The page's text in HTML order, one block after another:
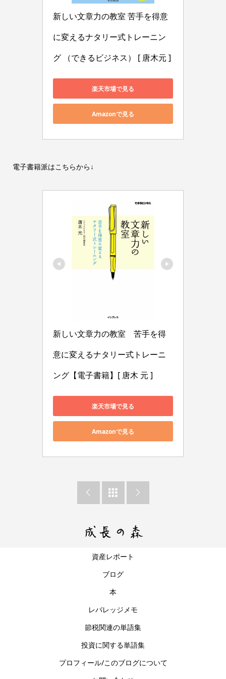
新しい文章力の教室 苦手を得意
に変えるナタリー式トレーニン
グ （できるビジネス） [ 唐木元 ]
楽天市場で見る
Amazonで見る
電子書籍派はこちらから↓
新しい文章力の教室　苦手を得
意に変えるナタリー式トレーニ
ング【電子書籍】[ 唐木 元 ]
楽天市場で見る
Amazonで見る
  
資産レポート
ブログ
本
レバレッジメモ
節税関連の単語集
投資に関する単語集
プロフィール/このブログについて